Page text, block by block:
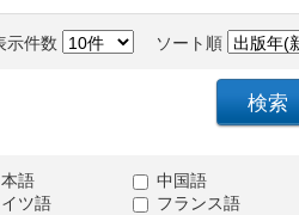
示件数 ソート順
語
中国語
イツ語
フランス語